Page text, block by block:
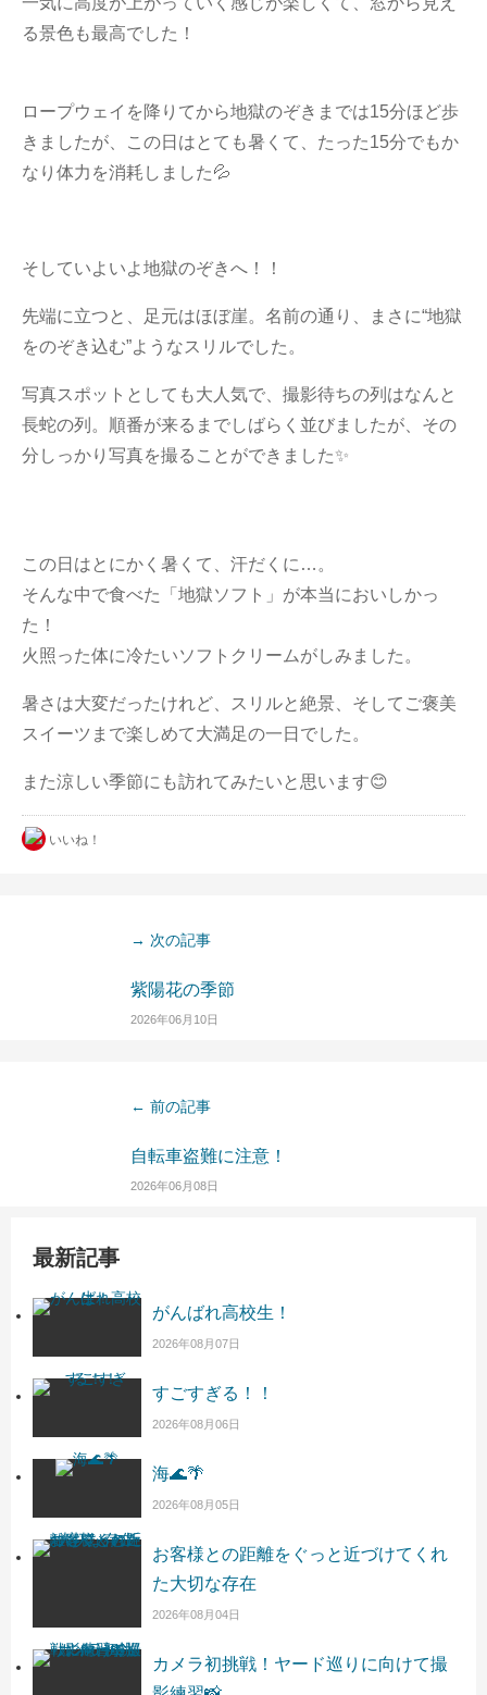
オリジナルグッズ(41)
る景色も最高でした！
ロープウェイを降りてから地獄のぞきまでは15分ほど歩
きましたが、この日はとても暑くて、たった15分でもか
なり体力を消耗しました💦
そしていよいよ地獄のぞきへ！！
先端に立つと、足元はほぼ崖。名前の通り、まさに“地獄
をのぞき込む”ようなスリルでした。
写真スポットとしても大人気で、撮影待ちの列はなんと
長蛇の列。順番が来るまでしばらく並びましたが、その
分しっかり写真を撮ることができました✨
この日はとにかく暑くて、汗だくに…。
そんな中で食べた「地獄ソフト」が本当においしかっ
た！
火照った体に冷たいソフトクリームがしみました。
暑さは大変だったけれど、スリルと絶景、そしてご褒美
スイーツまで楽しめて大満足の一日でした。
また涼しい季節にも訪れてみたいと思います😊
いいね！
→ 次の記事
紫陽花の季節
2026年06月10日
← 前の記事
自転車盗難に注意！
2026年06月08日
最新記事
がんばれ高校生！
2026年08月07日
すごすぎる！！
2026年08月06日
海🌊🌴
2026年08月05日
お客様との距離をぐっと近づけてくれ
た大切な存在
2026年08月04日
カメラ初挑戦！ヤード巡りに向けて撮